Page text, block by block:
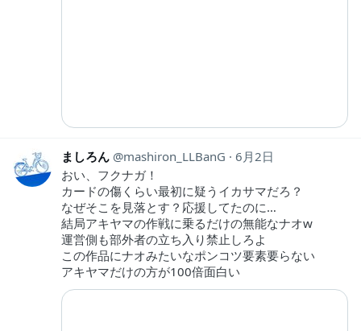
ましろん mashiron_LLBanG
6月2日
おい、フクナガ！
カードの傷くらい最初に疑うイカサマだろ？
なぜそこを見落とす？応援してたのに…
結局アキヤマの作戦に乗るだけの無能なナオw
運営側も部外者の立ち入り禁止しろよ
この作品にナオみたいなポンコツ要素要らない
アキヤマだけの方が100倍面白い